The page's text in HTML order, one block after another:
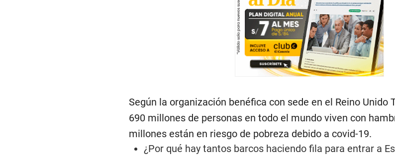
Según la organización benéfica con sede en el Reino Unido
690 millones de personas en todo el mundo viven con
millones están en riesgo de pobreza debido a covid-19.
¿Por qué hay tantos barcos haciendo fila para entrar a